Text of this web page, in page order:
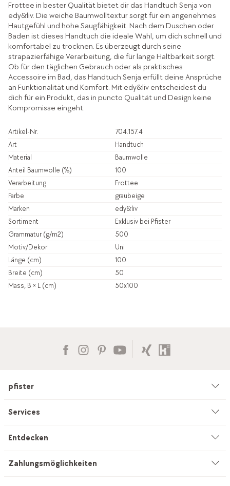
Frottee in bester Qualität bietet dir das Handtuch Senja von
edy&liv. Die weiche Baumwolltextur sorgt für ein angenehmes
Hautgefühl und hohe Saugfähigkeit. Nach dem Duschen oder
Baden ist dieses Handtuch die ideale Wahl, um dich schnell und
komfortabel zu trocknen. Es überzeugt durch seine
strapazierfähige Verarbeitung, die für lange Haltbarkeit sorgt.
Ob für den täglichen Gebrauch oder als praktisches
Accessoire im Bad, das Handtuch Senja erfüllt deine Ansprüche
an Funktionalität und Komfort. Mit edy&liv entscheidest du
dich für ein Produkt, das in puncto Qualität und Design keine
Kompromisse eingeht.
Artikel-Nr.
704.157.4
Art
Handtuch
Material
Baumwolle
Anteil Baumwolle (%)
100
Verarbeitung
Frottee
Farbe
graubeige
Marken
edy&liv
Sortiment
Exklusiv bei Pfister
Grammatur (g/m2)
500
Motiv/Dekor
Uni
Länge (cm)
100
Breite (cm)
50
Mass, B × L (cm)
50x100
pfister
Unternehmen
Services
Beratung
Entdecken
Küchenstudio
Zahlungsmöglichkeiten